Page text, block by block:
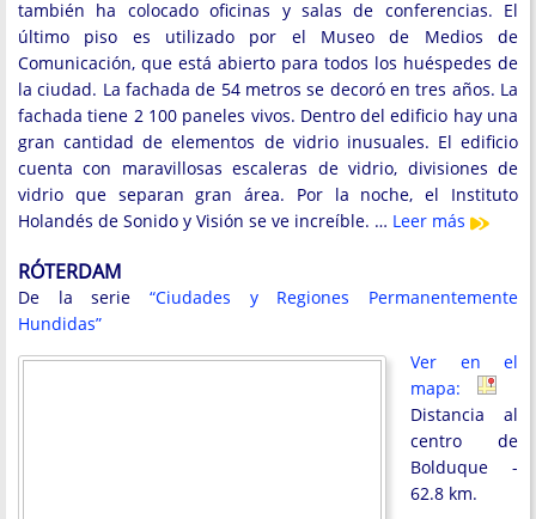
también ha colocado oficinas y salas de conferencias. El
último piso es utilizado por el Museo de Medios de
Comunicación, que está abierto para todos los huéspedes de
la ciudad. La fachada de 54 metros se decoró en tres años. La
fachada tiene 2 100 paneles vivos. Dentro del edificio hay una
gran cantidad de elementos de vidrio inusuales. El edificio
cuenta con maravillosas escaleras de vidrio, divisiones de
vidrio que separan gran área. Por la noche, el Instituto
Holandés de Sonido y Visión se ve increíble. … Leer más
RÓTERDAM
De la serie “Ciudades y Regiones Permanentemente
Hundidas”
Ver en el
mapa:
Distancia al
centro de
Bolduque -
62.8 km.